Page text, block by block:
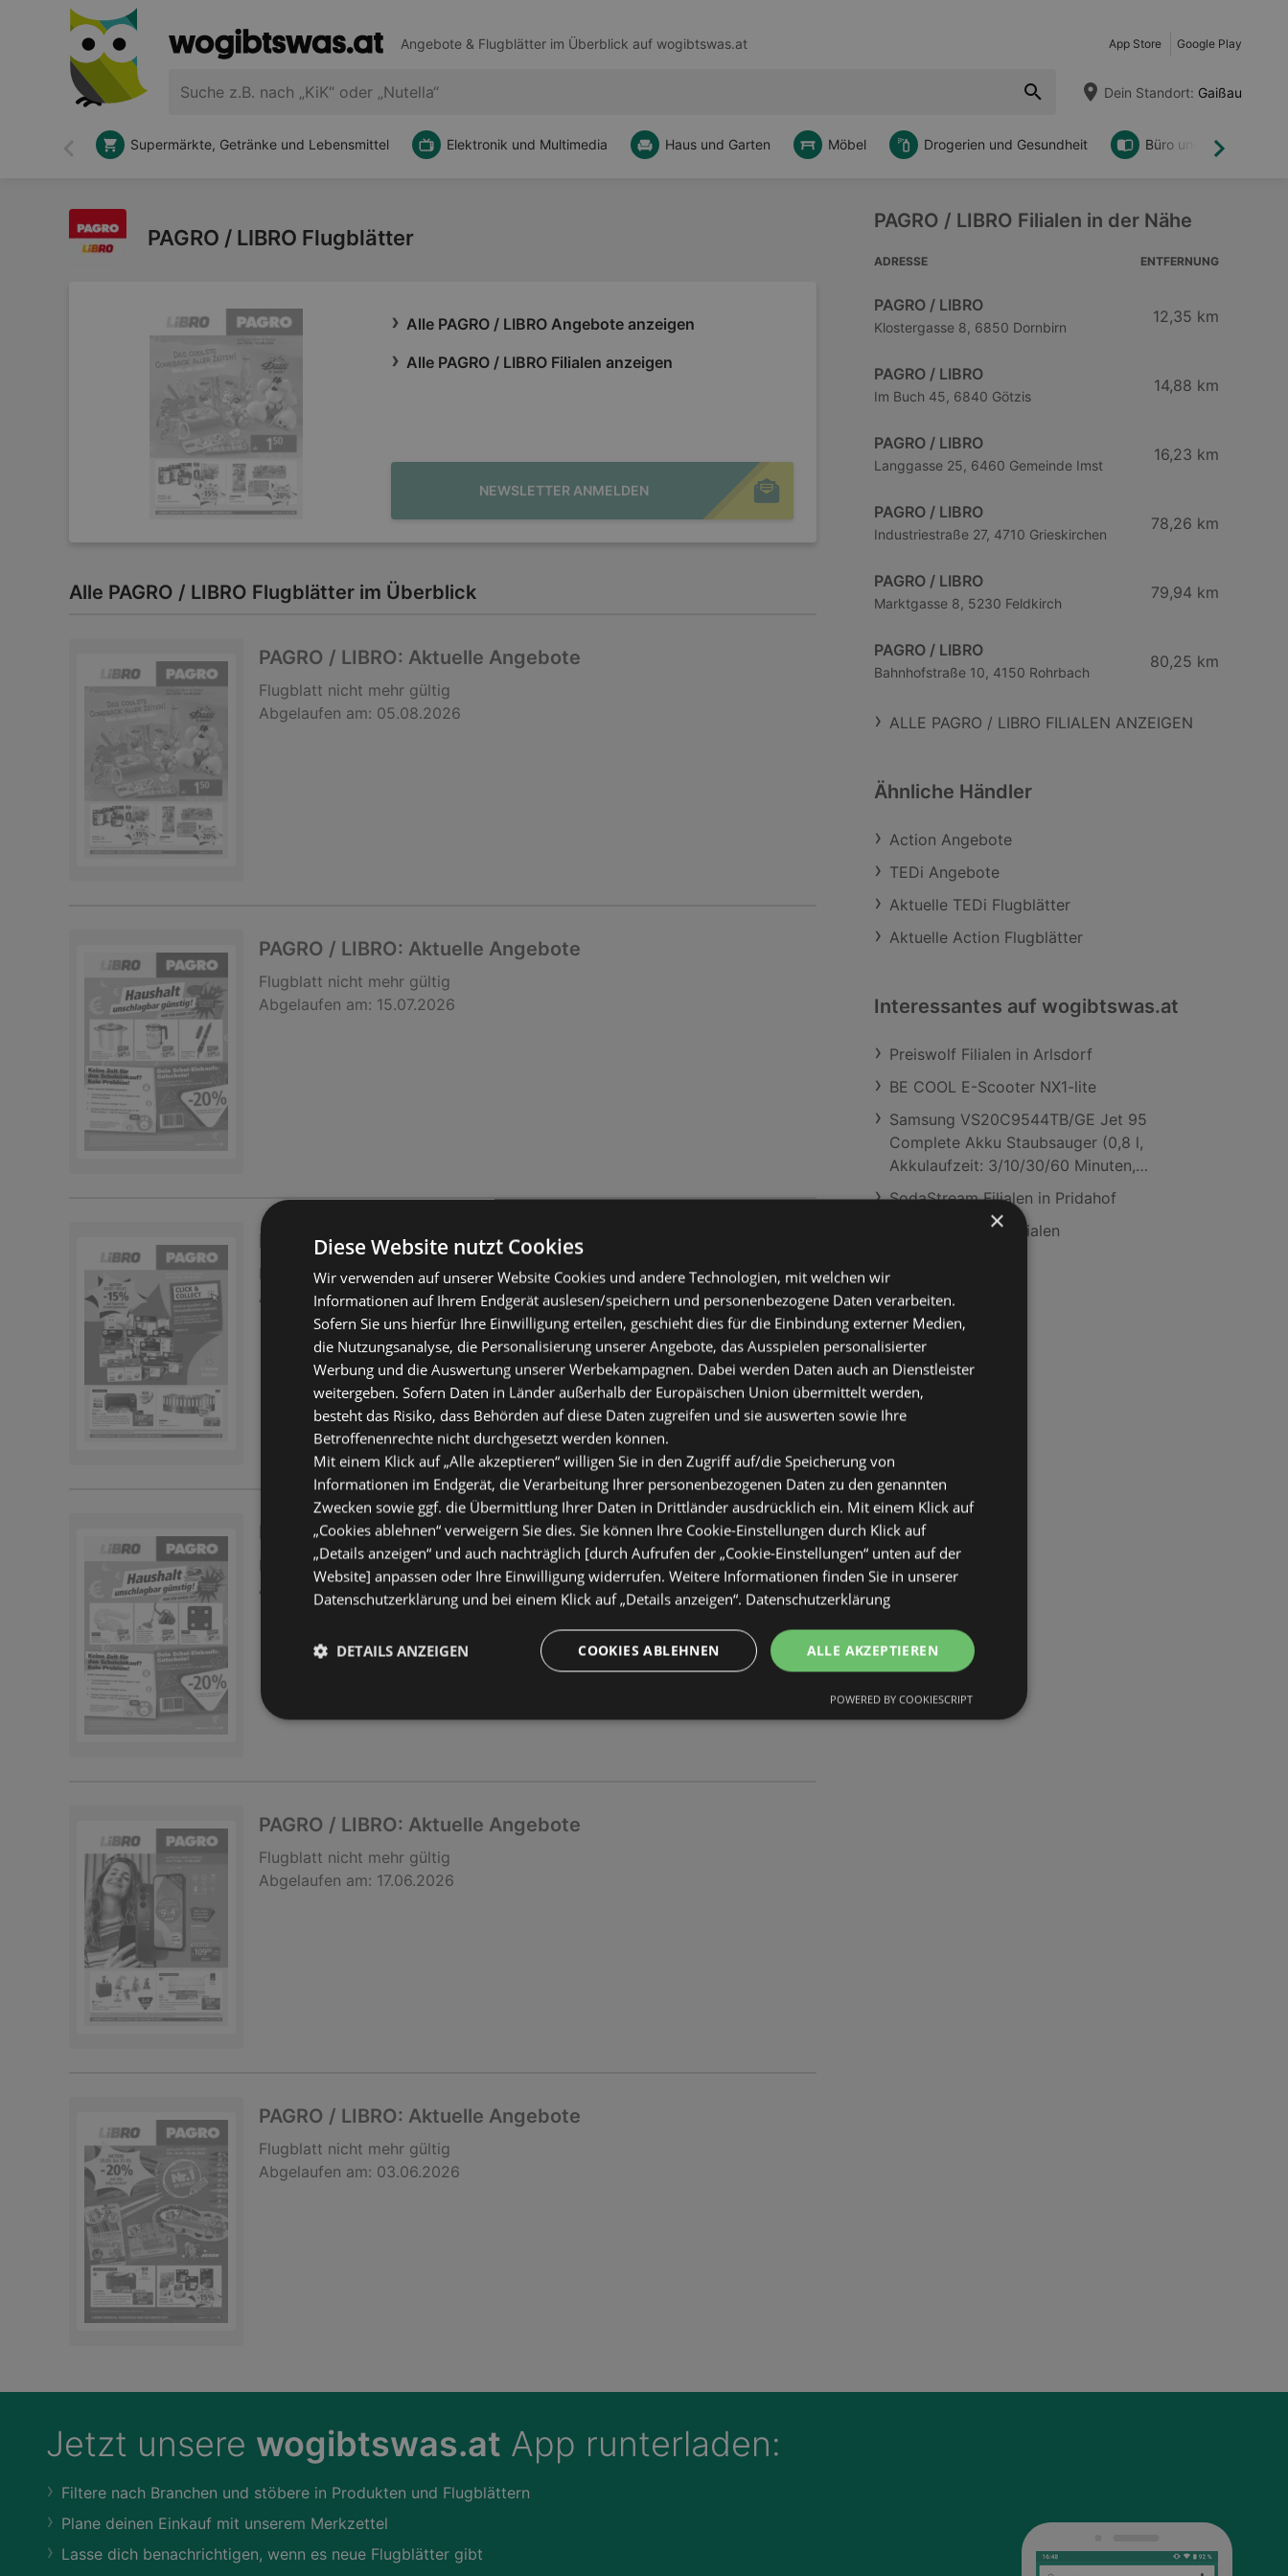
Angebote & Flugblätter im Überblick auf wogibtswas.at App Store Google Play
Dein Standort: Gaißau
Zurück Weiter
Supermärkte, Getränke und Lebensmittel Elektronik und Multimedia Haus und Garten Möbel Drogerien und Gesundheit Büro und DIY
PAGRO / LIBRO Flugblätter
Alle PAGRO / LIBRO Angebote anzeigen
Alle PAGRO / LIBRO Filialen anzeigen
NEWSLETTER ANMELDEN
Alle PAGRO / LIBRO Flugblätter im Überblick
PAGRO / LIBRO: Aktuelle Angebote
Flugblatt nicht mehr gültig
Abgelaufen am: 05.08.2026
PAGRO / LIBRO: Aktuelle Angebote
Flugblatt nicht mehr gültig
Abgelaufen am: 15.07.2026
PAGRO / LIBRO: Aktuelle Angebote
Flugblatt nicht mehr gültig
Abgelaufen am: 08.07.2026
PAGRO / LIBRO: Aktuelle Angebote
Flugblatt nicht mehr gültig
Abgelaufen am: 01.07.2026
PAGRO / LIBRO: Aktuelle Angebote
Flugblatt nicht mehr gültig
Abgelaufen am: 17.06.2026
PAGRO / LIBRO: Aktuelle Angebote
Flugblatt nicht mehr gültig
Abgelaufen am: 03.06.2026
PAGRO / LIBRO Filialen in der Nähe
ADRESSE ENTFERNUNG
PAGRO / LIBRO
Klostergasse 8, 6850 Dornbirn
12,35 km
PAGRO / LIBRO
Im Buch 45, 6840 Götzis
14,88 km
PAGRO / LIBRO
Langgasse 25, 6460 Gemeinde Imst
16,23 km
PAGRO / LIBRO
Industriestraße 27, 4710 Grieskirchen
78,26 km
PAGRO / LIBRO
Marktgasse 8, 5230 Feldkirch
79,94 km
PAGRO / LIBRO
Bahnhofstraße 10, 4150 Rohrbach
80,25 km
ALLE PAGRO / LIBRO FILIALEN ANZEIGEN
Ähnliche Händler
Action Angebote
TEDi Angebote
Aktuelle TEDi Flugblätter
Aktuelle Action Flugblätter
Interessantes auf wogibtswas.at
Preiswolf Filialen in Arlsdorf
BE COOL E-Scooter NX1-lite
Samsung VS20C9544TB/GE Jet 95
Complete Akku Staubsauger (0,8 l,
Akkulaufzeit: 3/10/30/60 Minuten,
(Jet/Max./Mid./Min.), ChroMetal (Black))
SodaStream Filialen in Pridahof
Alle Traisenpark Filialen
Jetzt unsere wogibtswas.at App runterladen:
Filtere nach Branchen und stöbere in Produkten und Flugblättern
Plane deinen Einkauf mit unserem Merkzettel
Lasse dich benachrichtigen, wenn es neue Flugblätter gibt
×
Diese Website nutzt Cookies
Wir verwenden auf unserer Website Cookies und andere Technologien, mit welchen wir
Informationen auf Ihrem Endgerät auslesen/speichern und personenbezogene Daten verarbeiten.
Sofern Sie uns hierfür Ihre Einwilligung erteilen, geschieht dies für die Einbindung externer Medien,
die Nutzungsanalyse, die Personalisierung unserer Angebote, das Ausspielen personalisierter
Werbung und die Auswertung unserer Werbekampagnen. Dabei werden Daten auch an Dienstleister
weitergeben. Sofern Daten in Länder außerhalb der Europäischen Union übermittelt werden,
besteht das Risiko, dass Behörden auf diese Daten zugreifen und sie auswerten sowie Ihre
Betroffenenrechte nicht durchgesetzt werden können.
Mit einem Klick auf „Alle akzeptieren“ willigen Sie in den Zugriff auf/die Speicherung von
Informationen im Endgerät, die Verarbeitung Ihrer personenbezogenen Daten zu den genannten
Zwecken sowie ggf. die Übermittlung Ihrer Daten in Drittländer ausdrücklich ein. Mit einem Klick auf
„Cookies ablehnen“ verweigern Sie dies. Sie können Ihre Cookie-Einstellungen durch Klick auf
„Details anzeigen“ und auch nachträglich [durch Aufrufen der „Cookie-Einstellungen“ unten auf der
Website] anpassen oder Ihre Einwilligung widerrufen. Weitere Informationen finden Sie in unserer
Datenschutzerklärung und bei einem Klick auf „Details anzeigen“. Datenschutzerklärung
ALLE AKZEPTIEREN
COOKIES ABLEHNEN
DETAILS ANZEIGEN
POWERED BY COOKIESCRIPT